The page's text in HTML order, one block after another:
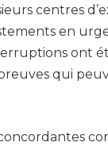
centres
en
ont
qui